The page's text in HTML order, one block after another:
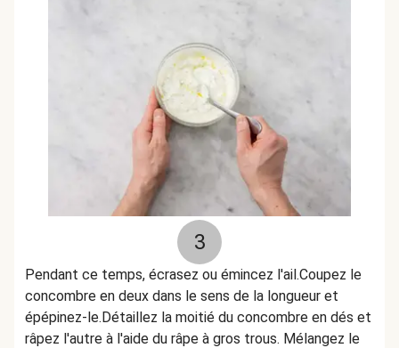
3
Pendant ce temps, écrasez ou émincez l'ail.Coupez le
concombre en deux dans le sens de la longueur et
épépinez-le.Détaillez la moitié du concombre en dés et
râpez l'autre à l'aide du râpe à gros trous. Mélangez le